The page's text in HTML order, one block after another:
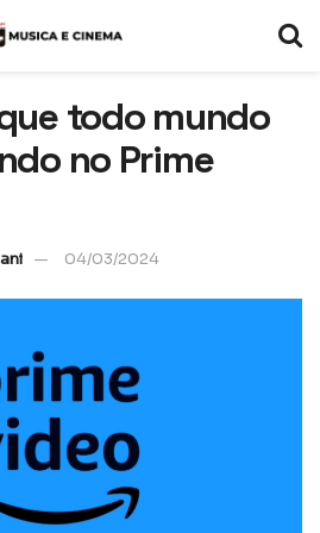
todo mundo
no Prime
04/03/2024